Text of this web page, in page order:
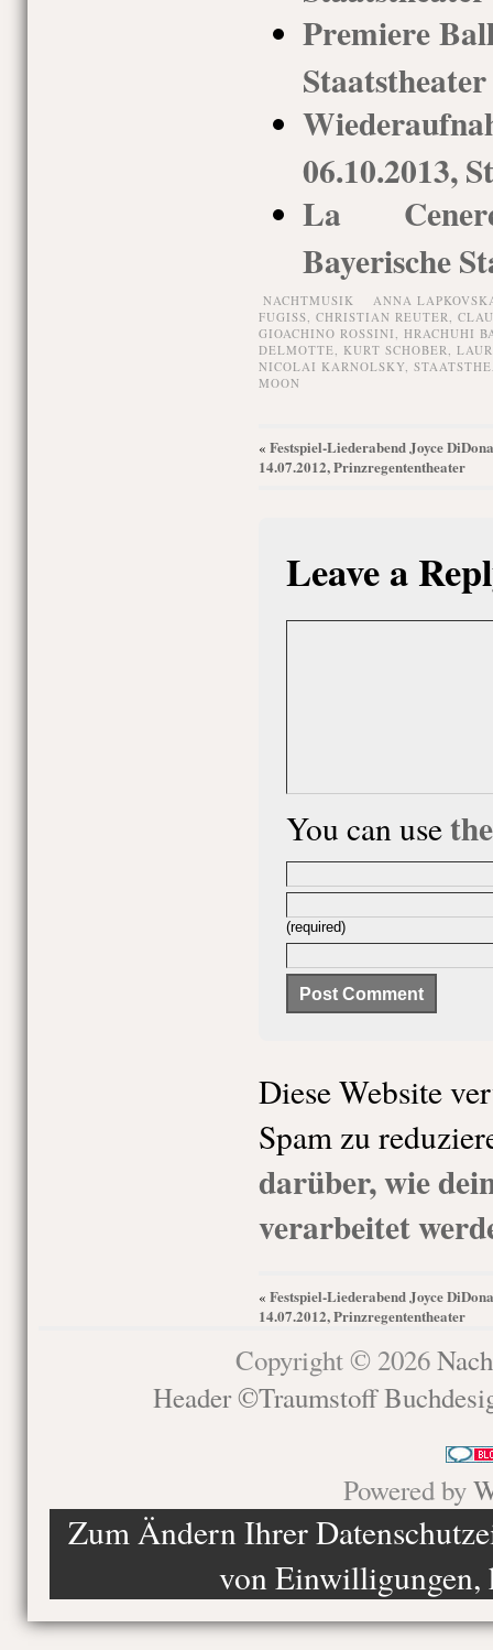
Premiere
06.10.2013,
La
Bayerische
NACHTMUSIK
ANNA
FUGISS, CHRISTIAN REUTER,
GIOACHINO ROSSINI, HRACHUHI
DELMOTTE, KURT SCHOBER,
NICOLAI KARNOLSKY,
MOON
« Festspiel-Liederabend Joyce
14.07.2012, Prinzregententheater
Leave a
You can use
(required)
Diese Website
Spam zu
darüber, wie
verarbeitet
« Festspiel-Liederabend Joyce
14.07.2012, Prinzregententheater
Copyright © 2026
Header ©Traumstoff
Powered by
Zum Ändern Ihrer
von